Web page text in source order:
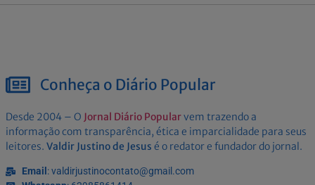
Conheça o Diário Popular
Desde 2004 – O Jornal Diário Popularvem trazendo a
informação com transparência, ética e imparcialidade para seus
leitores. Valdir Justino de Jesus é o redator e fundador do jornal.
Email : valdirjustinocontato@gmail.com